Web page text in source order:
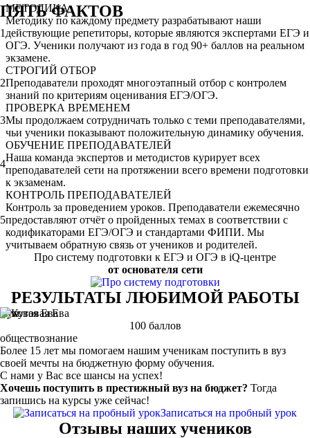
ПЯТЬ ФАКТОВ
1
МЕТОДИКА
Методику по каждому предмету разрабатывают наши
действующие репетиторы, которые являются экспертами ЕГЭ и
ОГЭ. Ученики получают из года в год 90+ баллов на реальном
экзамене.
2
СТРОГИЙ ОТБОР
Преподаватели проходят многоэтапный отбор с контролем
знаний по критериям оценивания ЕГЭ/ОГЭ.
3
ПРОВЕРКА ВРЕМЕНЕМ
Мы продолжаем сотрудничать только с теми преподавателями,
чьи ученики показывают положительную динамику обучения.
4
ОБУЧЕНИЕ ПРЕПОДАВАТЕЛЕЙ
Наша команда экспертов и методистов курирует всех
преподавателей сети на протяжении всего времени подготовки
к экзаменам.
5
КОНТРОЛЬ ПРЕПОДАВАТЕЛЕЙ
Контроль за проведением уроков. Преподаватели ежемесячно
предоставляют отчёт о пройденных темах в соответствии с
кодификаторами ЕГЭ/ОГЭ и стандартами ФИПИ. Мы
учитываем обратную связь от учеников и родителей.
Про систему подготовки к ЕГЭ и ОГЭ в iQ-центре
от основателя сети
РЕЗУЛЬТАТЫ ЛЮБИМОЙ РАБОТЫ
Кутовая Ева
100 баллов
обществознание
Более 15 лет мы помогаем нашим ученикам поступить в вуз
своей мечты на бюджетную форму обучения.
С нами у Вас все шансы на успех!
Хочешь поступить в престижный вуз на бюджет? Тогда
запишись на курсы уже сейчас!
Записаться на пробный урок
Отзывы наших учеников